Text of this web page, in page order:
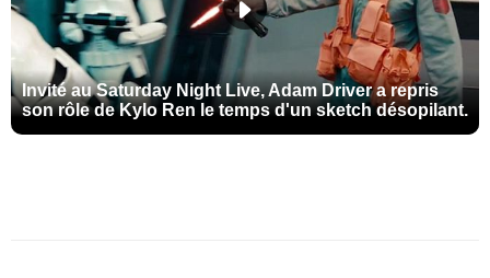
Invité au Saturday Night Live, Adam Driver a repris
son rôle de Kylo Ren le temps d'un sketch désopilant.